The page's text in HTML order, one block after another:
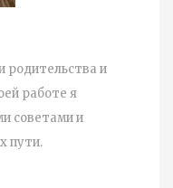
родительства и
работе я
советами и
пути.